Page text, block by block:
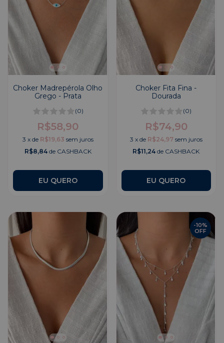
Choker Madrepérola Olho
Grego - Prata
(0)
R$58,90
3 x de R$19,63 sem juros
R$8,84de CASHBACK
Choker Fita Fina -
Dourada
(0)
R$74,90
3 x de R$24,97 sem juros
R$11,24 de CASHBACK
-10%
OFF